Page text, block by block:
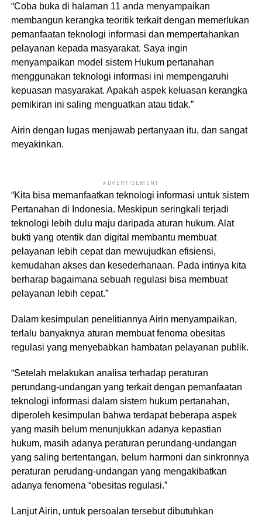
“Coba buka di halaman 11 anda menyampaikan
membangun kerangka teoritik terkait dengan memerlukan
pemanfaatan teknologi informasi dan mempertahankan
pelayanan kepada masyarakat. Saya ingin
menyampaikan model sistem Hukum pertanahan
menggunakan teknologi informasi ini mempengaruhi
kepuasan masyarakat. Apakah aspek keluasan kerangka
pemikiran ini saling menguatkan atau tidak.”
Airin dengan lugas menjawab pertanyaan itu, dan sangat
meyakinkan.
ADVERTISEMENT
“Kita bisa memanfaatkan teknologi informasi untuk sistem
Pertanahan di Indonesia. Meskipun seringkali terjadi
teknologi lebih dulu maju daripada aturan hukum. Alat
bukti yang otentik dan digital membantu membuat
pelayanan lebih cepat dan mewujudkan efisiensi,
kemudahan akses dan kesederhanaan. Pada intinya kita
berharap bagaimana sebuah regulasi bisa membuat
pelayanan lebih cepat.”
Dalam kesimpulan penelitiannya Airin menyampaikan,
terlalu banyaknya aturan membuat fenoma obesitas
regulasi yang menyebabkan hambatan pelayanan publik.
“Setelah melakukan analisa terhadap peraturan
perundang-undangan yang terkait dengan pemanfaatan
teknologi informasi dalam sistem hukum pertanahan,
diperoleh kesimpulan bahwa terdapat beberapa aspek
yang masih belum menunjukkan adanya kepastian
hukum, masih adanya peraturan perundang-undangan
yang saling bertentangan, belum harmoni dan sinkronnya
peraturan perudang-undangan yang mengakibatkan
adanya fenomena “obesitas regulasi.”
Lanjut Airin, untuk persoalan tersebut dibutuhkan